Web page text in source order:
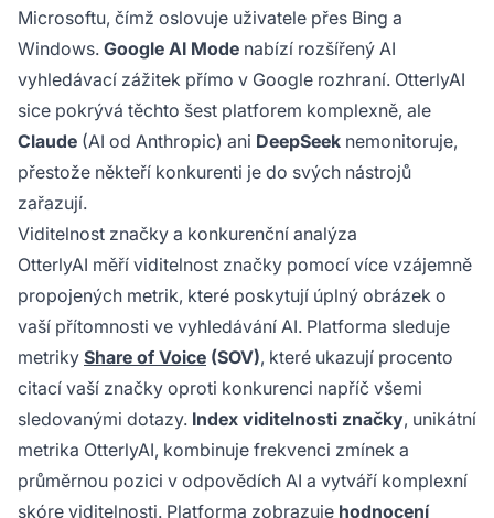
Microsoftu, čímž oslovuje uživatele přes Bing a
Windows. Google AI Mode nabízí rozšířený AI
vyhledávací zážitek přímo v Google rozhraní. OtterlyAI
sice pokrývá těchto šest platforem komplexně, ale
Claude (AI od Anthropic) ani DeepSeek nemonitoruje,
přestože někteří konkurenti je do svých nástrojů
zařazují.
Viditelnost značky a konkurenční analýza
OtterlyAI měří viditelnost značky pomocí více vzájemně
propojených metrik, které poskytují úplný obrázek o
vaší přítomnosti ve vyhledávání AI. Platforma sleduje
metriky Share of Voice (SOV), které ukazují procento
citací vaší značky oproti konkurenci napříč všemi
sledovanými dotazy. Index viditelnosti značky, unikátní
metrika OtterlyAI, kombinuje frekvenci zmínek a
průměrnou pozici v odpovědích AI a vytváří komplexní
skóre viditelnosti. Platforma zobrazuje hodnocení